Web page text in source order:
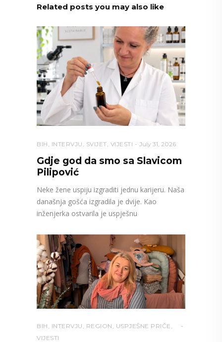
Related posts you may also like
BIH INTERVJU SVIJET VIJESTI July 31, 2026
Gdje god da smo sa Slavicom
Pilipović
Neke žene uspiju izgraditi jednu karijeru. Naša
današnja gošća izgradila je dvije. Kao
inženjerka ostvarila je uspješnu
BIH INTERVJU REGION USPJEŠNE PRIČE
VIJESTI